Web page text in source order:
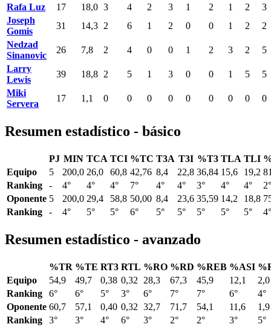
Rafa Luz 17 18,0 3 4 2 3 1 2 1 2
3
Joseph
Gomis
31 14,3 2 6 1 2 0 0 1 2
2
Nedzad
Sinanovic
26 7,8 2 4 0 0 1 2 3 2
5
Larry
Lewis
39 18,8 2 5 1 3 0 0 1 5
5
Miki
Servera
17 1,1 0 0 0 0 0 0 0 0 0
Resumen estadístico - básico
PJ MIN TCA TCI %TC T3A T3I %T3 TLA TLI
Equipo
5 200,0 26,0 60,8 42,76 8,4 22,8 36,84 15,6 19,2
Ranking
- 4° 4° 4° 7° 4° 4° 3° 4° 4°
2°
Oponente 5 200,0 29,4 58,8 50,00 8,4 23,6 35,59 14,2 18,8
Ranking
- 4° 5° 5° 6° 5° 5° 5° 5° 5° 4°
Resumen estadístico - avanzado
%TR %TE RT3 RTL %RO %RD %REB %ASI
Equipo
54,9 49,7 0,38 0,32 28,3 67,3 45,9 12,1
2,0
Ranking
6° 6° 5° 3° 6° 7° 7° 6°
4°
Oponente 60,7 57,1 0,40 0,32 32,7 71,7 54,1 11,6
1,9
Ranking
3° 3° 4° 6° 3° 2° 2° 3° 5°